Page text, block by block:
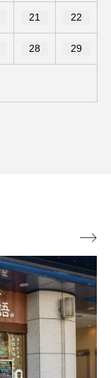
21 22
28 29
